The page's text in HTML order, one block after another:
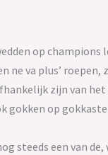
op
ne va plus’
zijn van
gokken op
steeds een van